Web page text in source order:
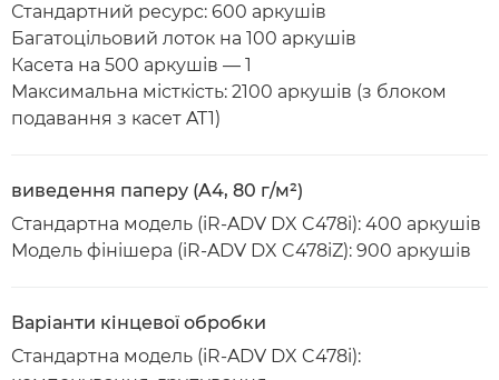
Стандартний ресурс: 600 аркушів
Багатоцільовий лоток на 100 аркушів
Касета на 500 аркушів — 1
Максимальна місткість: 2100 аркушів (з блоком
подавання з касет AT1)
виведення паперу (A4, 80 г/м²)
Стандартна модель (iR-ADV DX C478i): 400 аркушів
Модель фінішера (iR-ADV DX C478iZ): 900 аркушів
Варіанти кінцевої обробки
Стандартна модель (iR-ADV DX C478i):